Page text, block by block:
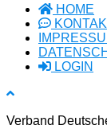
HOME
LOGIN
Verband